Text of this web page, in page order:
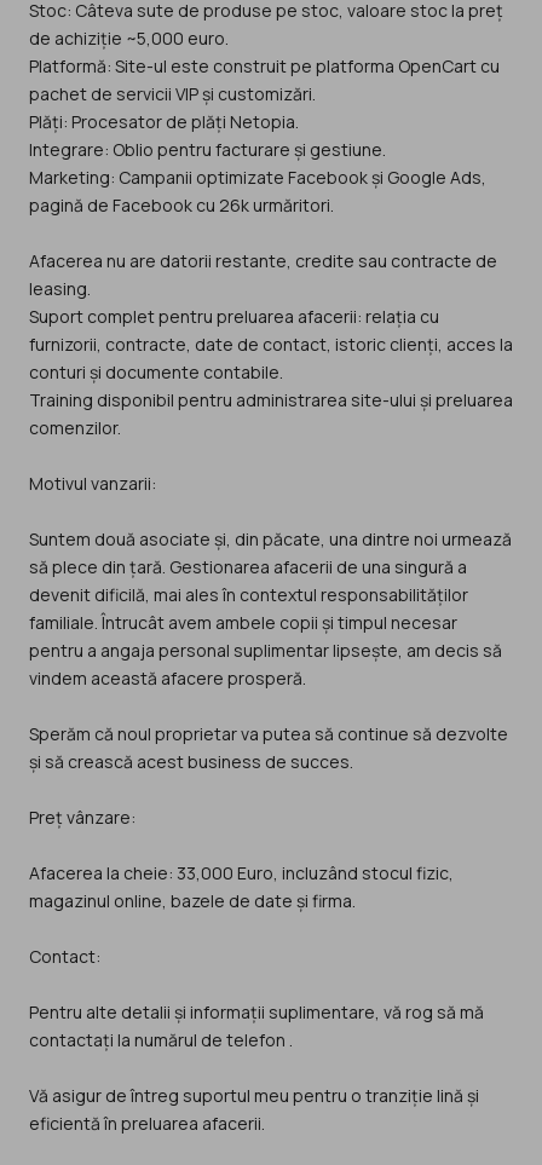
Stoc: Câteva sute de produse pe stoc, valoare stoc la preț
de achiziție ~5,000 euro.
Platformă: Site-ul este construit pe platforma OpenCart cu
pachet de servicii VIP și customizări.
Plăți: Procesator de plăți Netopia.
Integrare: Oblio pentru facturare și gestiune.
Marketing: Campanii optimizate Facebook și Google Ads,
pagină de Facebook cu 26k urmăritori.
Afacerea nu are datorii restante, credite sau contracte de
leasing.
Suport complet pentru preluarea afacerii: relația cu
furnizorii, contracte, date de contact, istoric clienți, acces la
conturi și documente contabile.
Training disponibil pentru administrarea site-ului și preluarea
comenzilor.
Motivul vanzarii:
Suntem două asociate și, din păcate, una dintre noi urmează
să plece din țară. Gestionarea afacerii de una singură a
devenit dificilă, mai ales în contextul responsabilităților
familiale. Întrucât avem ambele copii și timpul necesar
pentru a angaja personal suplimentar lipsește, am decis să
vindem această afacere prosperă.
Sperăm că noul proprietar va putea să continue să dezvolte
și să crească acest business de succes.
Preț vânzare:
Afacerea la cheie: 33,000 Euro, incluzând stocul fizic,
magazinul online, bazele de date și firma.
Contact:
Pentru alte detalii și informații suplimentare, vă rog să mă
contactați la numărul de telefon .
Vă asigur de întreg suportul meu pentru o tranziție lină și
eficientă în preluarea afacerii.